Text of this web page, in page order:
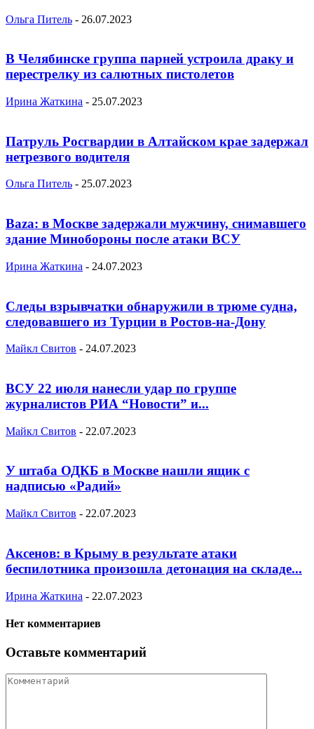
Ольга Питель - 26.07.2023
В Челябинске группа парней устроила драку и
перестрелку из салютных пистолетов
Ирина Жаткина - 25.07.2023
Патруль Росгвардии в Алтайском крае задержал
нетрезвого водителя
Ольга Питель - 25.07.2023
Baza: в Москве задержали мужчину, снимавшего
здание Минобороны после атаки ВСУ
Ирина Жаткина - 24.07.2023
Следы взрывчатки обнаружили в трюме судна,
следовавшего из Турции в Ростов-на-Дону
Майкл Свитов - 24.07.2023
ВСУ 22 июля нанесли удар по группе
журналистов РИА “Новости” и...
Майкл Свитов - 22.07.2023
У штаба ОДКБ в Москве нашли ящик с
надписью «Радий»
Майкл Свитов - 22.07.2023
Аксенов: в Крыму в результате атаки
беспилотника произошла детонация на складе...
Ирина Жаткина - 22.07.2023
Нет комментариев
Оставьте комментарий